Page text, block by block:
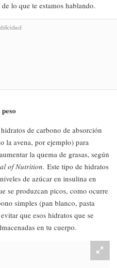
lo que te estamos hablando.
de carbono de absorción
la avena, por ejemplo) para
la quema de grasas, según
of Nutrition. Este tipo de hidratos
de azúcar en insulina en
se produzcan picos, como ocurre
simples (pan blanco, pasta
que esos hidratos que se
en tu cuerpo.